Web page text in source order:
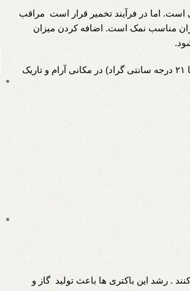
است. اما در فرآیند تخمیر قرار است مراقب
مناسب نمک است. اضافه کردن میزان
میکروبها معمولا در مکانهای تاریک بهتر رشد می کنند. پس ما محصول تازه ی خود را در دمایی مناسب ( بین ۱۲ تا ۲۱ درجه سانتی گراد) در مکانی آرام و تاریک
. رشد این باکتری ها باعث تولید گاز و